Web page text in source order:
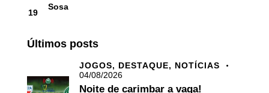
19
Sosa
Últimos posts
JOGOS, DESTAQUE, NOTÍCIAS
04/08/2026
Noite de carimbar a vaga!